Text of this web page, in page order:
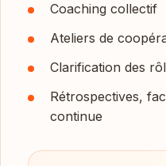
Coaching collectif
Ateliers de
Clarification des
Rétrospectives,
continue